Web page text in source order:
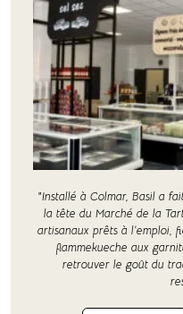
"Installé à Colmar, Basil a
la tête du Marché de la
artisanaux prêts à l’emploi,
flammekueche aux
retrouver le goût du